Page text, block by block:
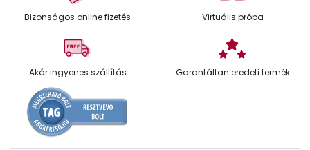
Bizonságos online fizetés Virtuális próba
Akár ingyenes szállítás Garantáltan eredeti termék